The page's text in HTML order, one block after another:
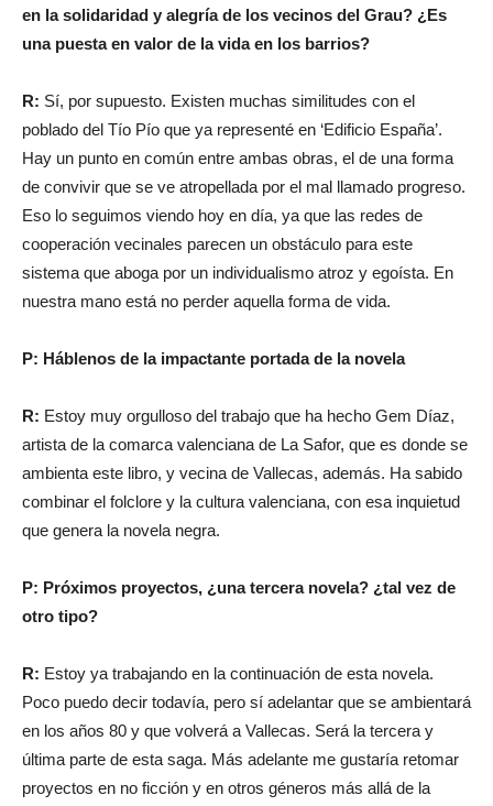
en la solidaridad y alegría de los vecinos del Grau? ¿Es
una puesta en valor de la vida en los barrios?
R: Sí, por supuesto. Existen muchas similitudes con el
poblado del Tío Pío que ya representé en ‘Edificio España’.
Hay un punto en común entre ambas obras, el de una forma
de convivir que se ve atropellada por el mal llamado progreso.
Eso lo seguimos viendo hoy en día, ya que las redes de
cooperación vecinales parecen un obstáculo para este
sistema que aboga por un individualismo atroz y egoísta. En
nuestra mano está no perder aquella forma de vida.
P: Háblenos de la impactante portada de la novela
R: Estoy muy orgulloso del trabajo que ha hecho Gem Díaz,
artista de la comarca valenciana de La Safor, que es donde se
ambienta este libro, y vecina de Vallecas, además. Ha sabido
combinar el folclore y la cultura valenciana, con esa inquietud
que genera la novela negra.
P: Próximos proyectos, ¿una tercera novela? ¿tal vez de
otro tipo?
R: Estoy ya trabajando en la continuación de esta novela.
Poco puedo decir todavía, pero sí adelantar que se ambientará
en los años 80 y que volverá a Vallecas. Será la tercera y
última parte de esta saga. Más adelante me gustaría retomar
proyectos en no ficción y en otros géneros más allá de la